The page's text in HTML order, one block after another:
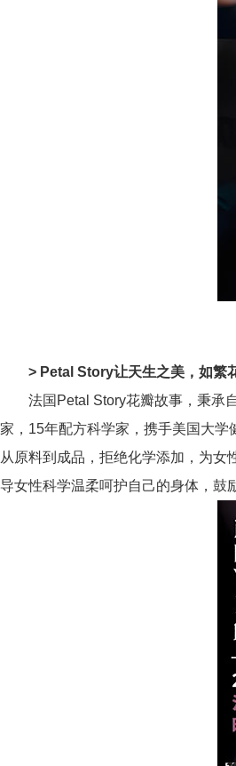
> Petal Story让天生之美，如繁
法国Petal Story花瓣故事，秉承自
家，15年配方科学家，携手美国大学
从原料到成品，拒绝化学添加，为女
导女性科学温柔呵护自己的身体，鼓